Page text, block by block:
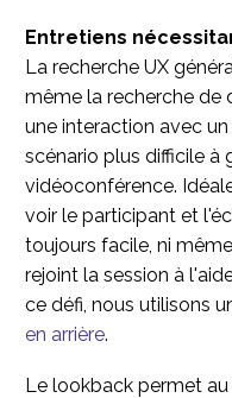
Entretiens
La recherche UX
même la recherche de
une interaction avec
scénario plus difficile à
vidéoconférence.
voir le participant et
toujours facile, ni
rejoint la session à
ce défi, nous utilisons
en arrière.
Le lookback permet